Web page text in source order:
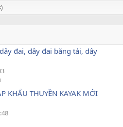
đai, dây đai băng tải, dây
KHẨU THUYỀN KAYAK MỚI